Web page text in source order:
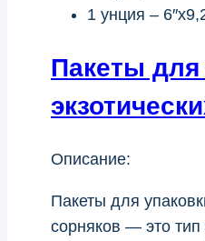
1 унция –
Пакеты для
Описание:
Пакеты для
сорняков — это тип